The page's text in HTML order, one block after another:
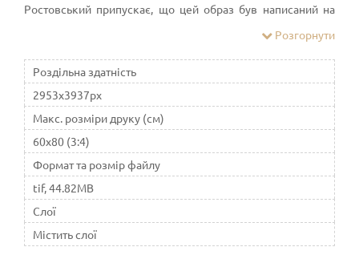
Ростовський припускає, що цей образ був написаний на
святиня була перенесена до Єрусалиму, а звідти
імператриця Євдокія, жінка імператора Аркадія, передала
її до Константинополя Пульхерії, сестрі імператора, яка
поставила святу ікону у Влахернському храмі.
Візантійський імператор Костянтин IX Мономах (1042—
1054 рр.), видаючи в 1046 році свою дочку Анну за князя
Всеволода Ярославовича, сина Ярослава Мудрого,
благословив її в дорогу цією іконою. Після смерті князя
Всеволода ікона перейшла до його сина Володимира
Мономаха, який переніс її на початку XII століття до
Смоленської соборної церкви на честь Успіння Пресвятої
Богородиці.
Розгорнути
Роздільна здатність
2953x3937px
Макс. розміри друку (см)
60x80 (3:4)
Формат та розмір файлу
tif, 44.82MB
Слої
Містить слої